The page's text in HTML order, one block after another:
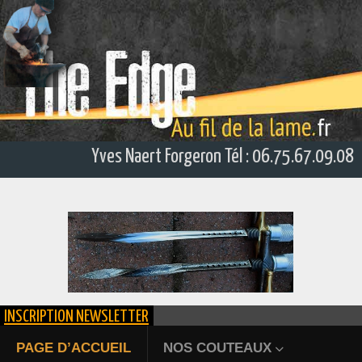
Yves Naert Forgeron Tél : 06.75.67.09.08
ÉPIEU DE CHASSE FORGÉ
Bienvenue au fil de la lame. Yves
INSCRIPTION NEWSLETTER
PAGE D’ACCUEIL
NOS COUTEAUX